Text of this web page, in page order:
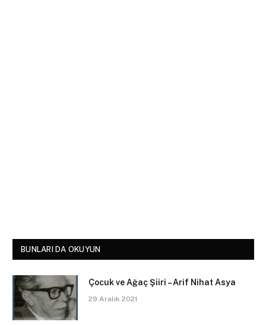
BUNLARI DA OKUYUN
Çocuk ve Ağaç Şiiri – Arif Nihat Asya
29 Aralık 2021